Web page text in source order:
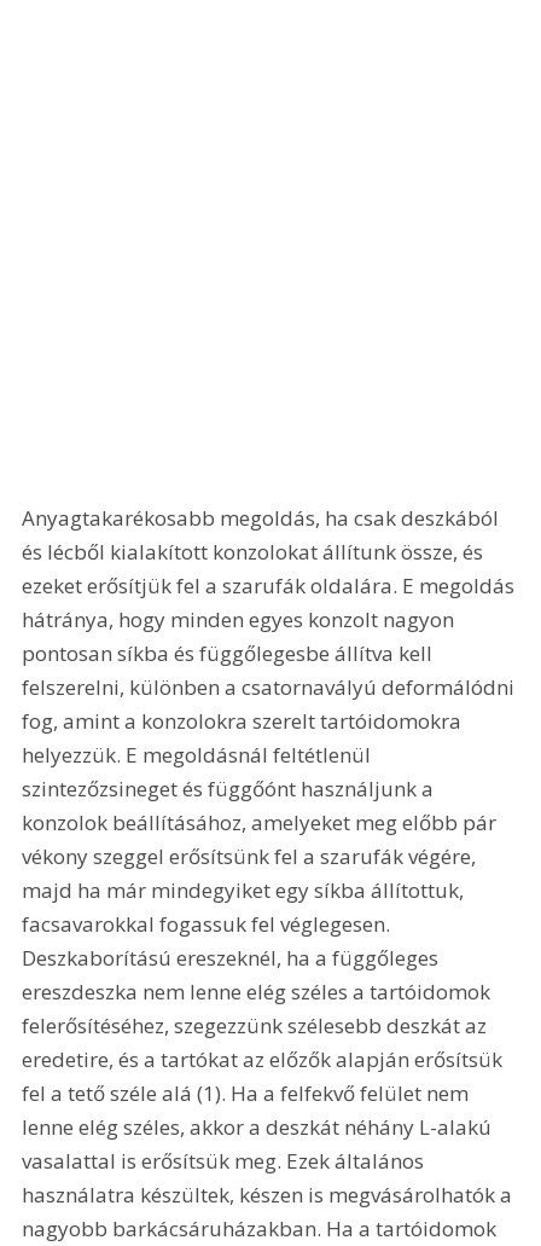
Anyagtakarékosabb megoldás, ha csak deszkából
és lécből kialakított konzolokat állítunk össze, és
ezeket erősítjük fel a szarufák oldalára. E megoldás
hátránya, hogy minden egyes konzolt nagyon
pontosan síkba és függőlegesbe állítva kell
felszerelni, különben a csatornavályú deformálódni
fog, amint a konzolokra szerelt tartóidomokra
helyezzük. E megoldásnál feltétlenül
szintezőzsineget és függőónt használjunk a
konzolok beállításához, amelyeket meg előbb pár
vékony szeggel erősítsünk fel a szarufák végére,
majd ha már mindegyiket egy síkba állítottuk,
facsavarokkal fogassuk fel véglegesen.
Deszkaborítású ereszeknél, ha a függőleges
ereszdeszka nem lenne elég széles a tartóidomok
felerősítéséhez, szegezzünk szélesebb deszkát az
eredetire, és a tartókat az előzők alapján erősítsük
fel a tető széle alá (1). Ha a felfekvő felület nem
lenne elég széles, akkor a deszkát néhány L-alakú
vasalattal is erősítsük meg. Ezek általános
használatra készültek, készen is megvásárolhatók a
nagyobb barkácsáruházakban. Ha a tartóidomok